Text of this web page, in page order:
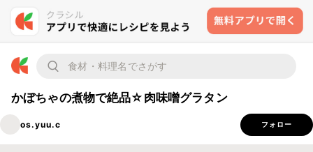
かぼちゃの煮物で絶品☆肉味噌グラタン
os.yuu.c フォロー